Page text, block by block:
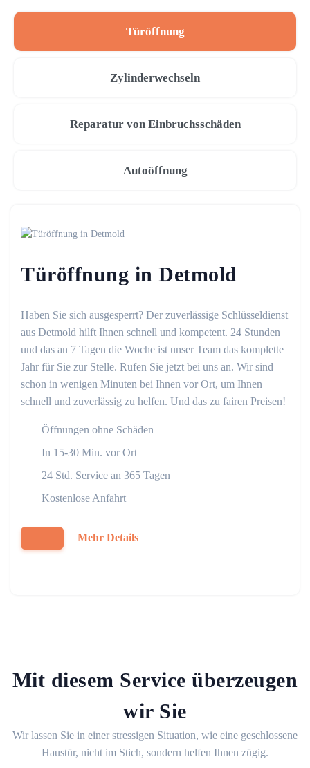
Türöffnung
Zylinderwechseln
Reparatur von Einbruchsschäden
Autoöffnung
Türöffnung in Detmold
Haben Sie sich ausgesperrt? Der zuverlässige Schlüsseldienst
aus Detmold hilft Ihnen schnell und kompetent. 24 Stunden
und das an 7 Tagen die Woche ist unser Team das komplette
Jahr für Sie zur Stelle. Rufen Sie jetzt bei uns an. Wir sind
schon in wenigen Minuten bei Ihnen vor Ort, um Ihnen
schnell und zuverlässig zu helfen. Und das zu fairen Preisen!
Öffnungen ohne Schäden
In 15-30 Min. vor Ort
24 Std. Service an 365 Tagen
Kostenlose Anfahrt
Mehr Details
Mit diesem Service überzeugen
wir Sie
Wir lassen Sie in einer stressigen Situation, wie eine geschlossene
Haustür, nicht im Stich, sondern helfen Ihnen zügig.